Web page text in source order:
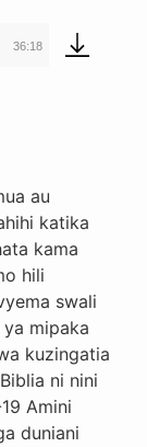
36:18
au
katika
kama
hili
swali
mipaka
kuzingatia
ni nini
Amini
duniani